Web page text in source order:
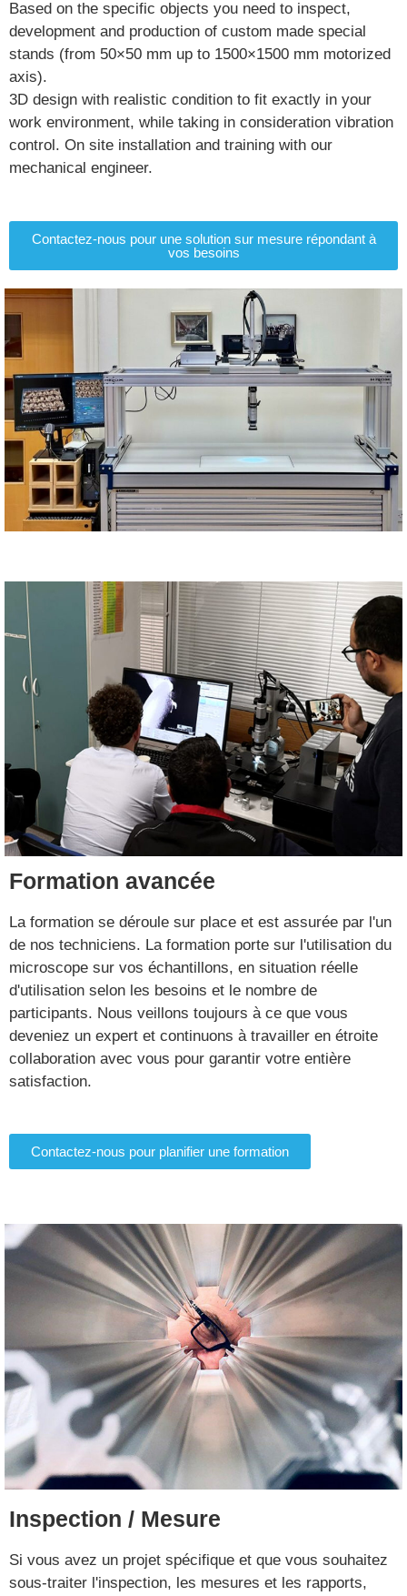
Based on the specific objects you need to inspect,
development and production of custom made special
stands (from 50×50 mm up to 1500×1500 mm motorized
axis).
3D design with realistic condition to fit exactly in your
work environment, while taking in consideration vibration
control. On site installation and training with our
mechanical engineer.
Contactez-nous pour une solution sur mesure répondant à
vos besoins
Formation avancée
La formation se déroule sur place et est assurée par l'un
de nos techniciens. La formation porte sur l'utilisation du
microscope sur vos échantillons, en situation réelle
d'utilisation selon les besoins et le nombre de
participants. Nous veillons toujours à ce que vous
deveniez un expert et continuons à travailler en étroite
collaboration avec vous pour garantir votre entière
satisfaction.
Contactez-nous pour planifier une formation
Inspection / Mesure
Si vous avez un projet spécifique et que vous souhaitez
sous-traiter l'inspection, les mesures et les rapports,